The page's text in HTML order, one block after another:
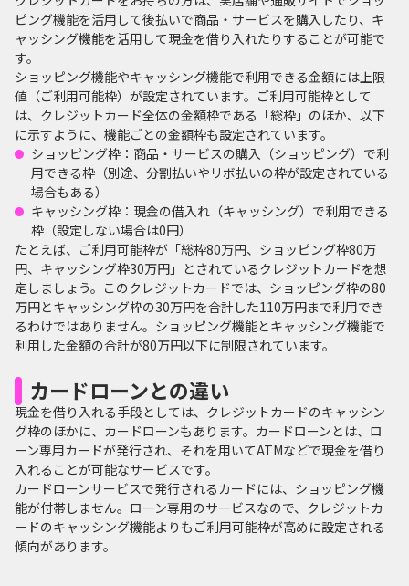
ピング機能を活用して後払いで商品・サービスを購入したり、キ
ャッシング機能を活用して現金を借り入れたりすることが可能で
す。
ショッピング機能やキャッシング機能で利用できる金額には上限
値（ご利用可能枠）が設定されています。ご利用可能枠として
は、クレジットカード全体の金額枠である「総枠」のほか、以下
に示すように、機能ごとの金額枠も設定されています。
ショッピング枠：商品・サービスの購入（ショッピング）で利
用できる枠（別途、分割払いやリボ払いの枠が設定されている
場合もある）
キャッシング枠：現金の借入れ（キャッシング）で利用できる
枠（設定しない場合は0円）
たとえば、ご利用可能枠が「総枠80万円、ショッピング枠80万
円、キャッシング枠30万円」とされているクレジットカードを想
定しましょう。このクレジットカードでは、ショッピング枠の80
万円とキャッシング枠の30万円を合計した110万円まで利用でき
るわけではありません。ショッピング機能とキャッシング機能で
利用した金額の合計が80万円以下に制限されています。
カードローンとの違い
現金を借り入れる手段としては、クレジットカードのキャッシン
グ枠のほかに、カードローンもあります。カードローンとは、ロ
ーン専用カードが発行され、それを用いてATMなどで現金を借り
入れることが可能なサービスです。
カードローンサービスで発行されるカードには、ショッピング機
能が付帯しません。ローン専用のサービスなので、クレジットカ
ードのキャッシング機能よりもご利用可能枠が高めに設定される
傾向があります。